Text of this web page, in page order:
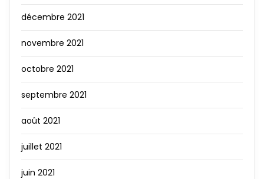
décembre 2021
novembre 2021
octobre 2021
septembre 2021
août 2021
juillet 2021
juin 2021